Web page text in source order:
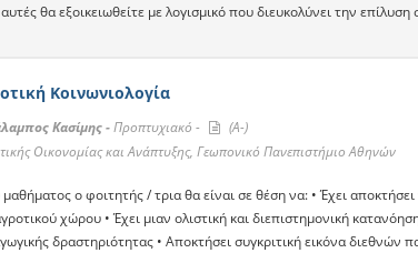
θα εξοικειωθείτε με λογισμικό που διευκολύνει την
Κοινωνιολογία
Κασίμης -Προπτυχιακό -
(A-)
Οικονομίας και Ανάπτυξης, Γεωπονικό Πανεπιστήμιο Αθηνών
ο φοιτητής / τρια θα είναι σε θέση να: • Έχει
χώρου • Έχει μιαν ολιστική και διεπιστημονική
δραστηριότητας • Αποκτήσει συγκριτική εικόνα διεθνών